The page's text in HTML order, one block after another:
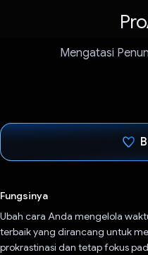
Mengatasi
Fungsinya
Ubah cara Anda mengelola
terbaik yang dirancang untuk
prokrastinasi dan tetap fokus